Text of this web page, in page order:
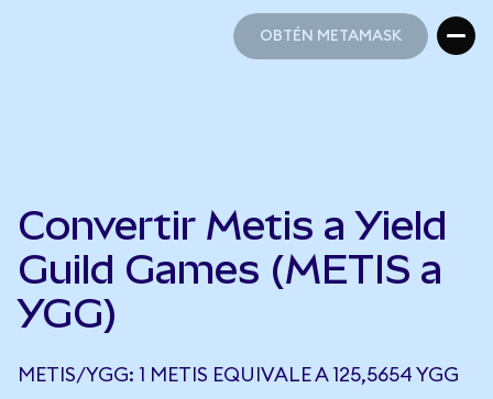
OBTÉN METAMASK
Convertir Metis a Yield
Guild Games (METIS a
YGG)
METIS/YGG: 1 METIS EQUIVALE A 125,5654 YGG